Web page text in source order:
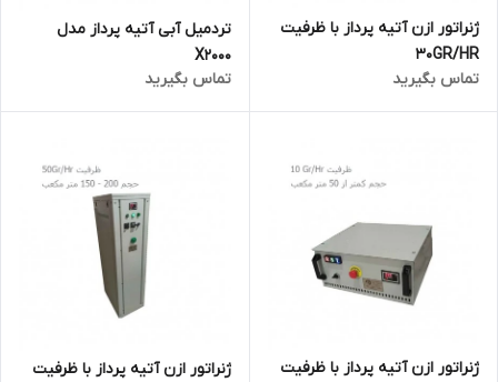
ژنراتور ازن آتیه پرداز با ظرفیت
30GR/HR
تماس بگیرید
تردمیل آبی آتیه پرداز مدل
X2000
تماس بگیرید
ژنراتور ازن آتیه پرداز با ظرفیت
ژنراتور ازن آتیه پرداز با ظرفیت